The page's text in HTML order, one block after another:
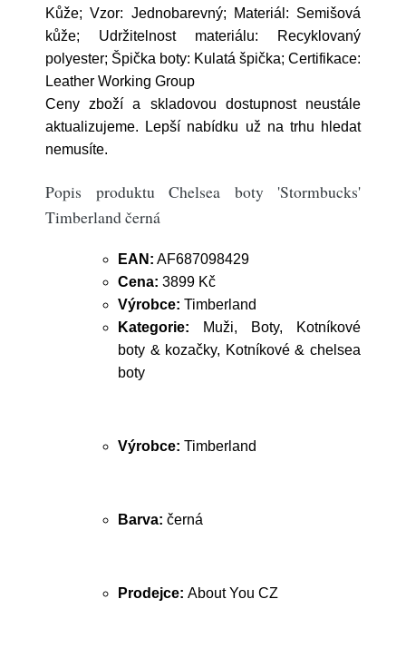
Kůže; Vzor: Jednobarevný; Materiál: Semišová
kůže; Udržitelnost materiálu: Recyklovaný
polyester; Špička boty: Kulatá špička; Certifikace:
Leather Working Group
Ceny zboží a skladovou dostupnost neustále
aktualizujeme. Lepší nabídku už na trhu hledat
nemusíte.
Popis produktu Chelsea boty 'Stormbucks'
Timberland černá
EAN: AF687098429
Cena: 3899 Kč
Výrobce: Timberland
Kategorie: Muži, Boty, Kotníkové
boty & kozačky, Kotníkové & chelsea
boty
Výrobce: Timberland
Barva: černá
Prodejce: About You CZ